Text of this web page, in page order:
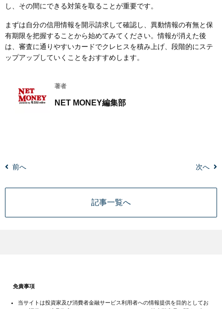
し、その間にできる対策を取ることが重要です。
まずは自分の信用情報を開示請求して確認し、異動情報の有無と保
有期限を把握することから始めてみてください。情報が消えた後
は、審査に通りやすいカードでクレヒスを積み上げ、段階的にステ
ップアップしていくことをおすすめします。
著者
NET MONEY編集部
前へ 次へ
記事一覧へ
免責事項
当サイトは投資家及び消費者金融サービス利用者への情報提供を目的としてお